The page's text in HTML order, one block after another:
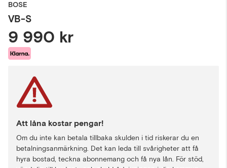
BOSE
VB-S
9 990 kr
Att låna kostar pengar!
Om du inte kan betala tillbaka skulden i tid riskerar du en
betalningsanmärkning. Det kan leda till svårigheter att få
hyra bostad, teckna abonnemang och få nya lån. För stöd,